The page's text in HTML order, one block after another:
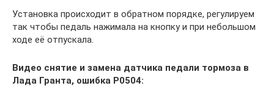
Установка происходит в обратном порядке, регулируем
так чтобы педаль нажимала на кнопку и при небольшом
ходе её отпускала.
Видео снятие и замена датчика педали тормоза в
Лада Гранта, ошибка Р0504: